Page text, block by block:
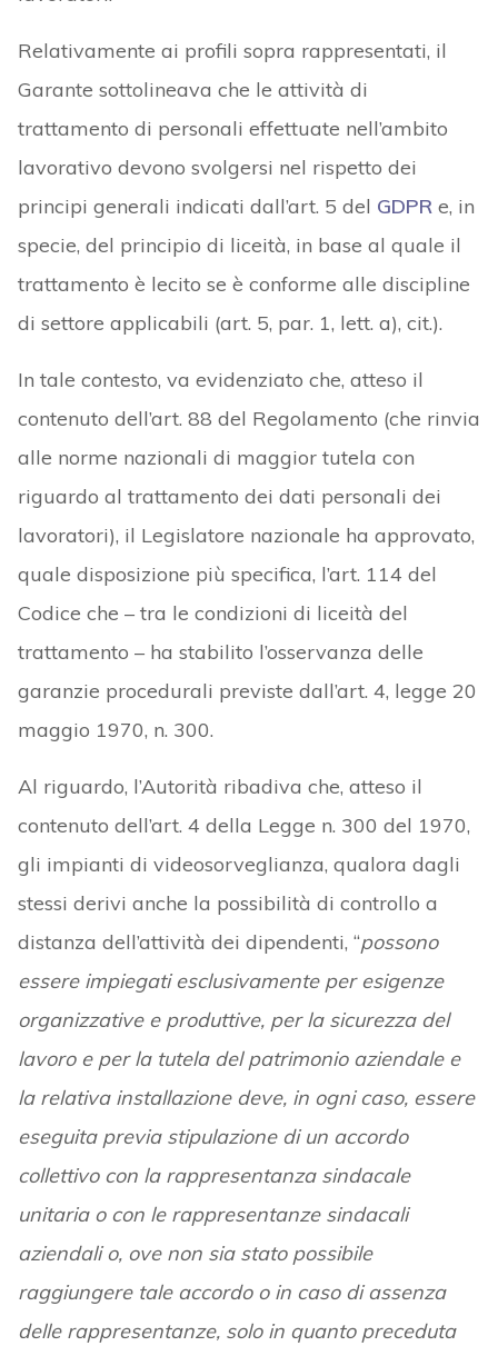
Relativamente ai profili sopra rappresentati, il
Garante sottolineava che le attività di
trattamento di personali effettuate nell’ambito
lavorativo devono svolgersi nel rispetto dei
principi generali indicati dall’art. 5 del GDPRe, in
specie, del principio di liceità, in base al quale il
trattamento è lecito se è conforme alle discipline
di settore applicabili (art. 5, par. 1, lett. a), cit.).
In tale contesto, va evidenziato che, atteso il
contenuto dell’art. 88 del Regolamento (che rinvia
alle norme nazionali di maggior tutela con
riguardo al trattamento dei dati personali dei
lavoratori), il Legislatore nazionale ha approvato,
quale disposizione più specifica, l’art. 114 del
Codice che – tra le condizioni di liceità del
trattamento – ha stabilito l’osservanza delle
garanzie procedurali previste dall’art. 4, legge 20
maggio 1970, n. 300.
Al riguardo, l’Autorità ribadiva che, atteso il
contenuto dell’art. 4 della Legge n. 300 del 1970,
gli impianti di videosorveglianza, qualora dagli
stessi derivi anche la possibilità di controllo a
distanza dell’attività dei dipendenti, “possono
essere impiegati esclusivamente per esigenze
organizzative e produttive, per la sicurezza del
lavoro e per la tutela del patrimonio aziendale e
la relativa installazione deve, in ogni caso, essere
eseguita previa stipulazione di un accordo
collettivo con la rappresentanza sindacale
unitaria o con le rappresentanze sindacali
aziendali o, ove non sia stato possibile
raggiungere tale accordo o in caso di assenza
delle rappresentanze, solo in quanto preceduta